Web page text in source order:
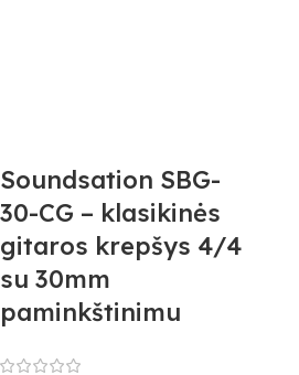
Soundsation SBG-
30-CG – klasikinės
gitaros krepšys 4/4
su 30mm
paminkštinimu